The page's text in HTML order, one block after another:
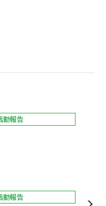
動報告
動報告